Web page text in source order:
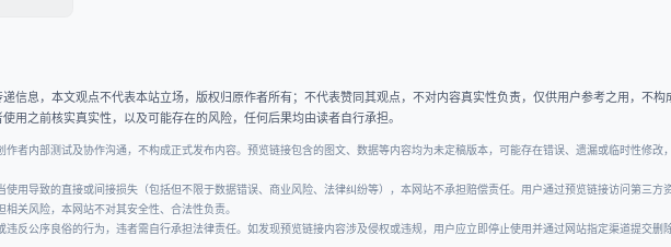
信息，本文观点不代表本站立场，版权归原作者所有；不代表赞同其观点，不对内容真实性负责，仅供用户参考之用，不构
用之前核实真实性，以及可能存在的风险，任何后果均由读者自行承担。
者内部测试及协作沟通，不构成正式发布内容。预览链接包含的图文、数据等内容均为未定稿版本，可能存在错误、遗漏或临时性修改
使用导致的直接或间接损失（包括但不限于数据错误、商业风险、法律纠纷等），本网站不承担赔偿责任。用户通过预览链接访问第三方
关风险，本网站不对其安全性、合法性负责。
反公序良俗的行为，违者需自行承担法律责任。如发现预览链接内容涉及侵权或违规，用户应立即停止使用并通过网站指定渠道提交删